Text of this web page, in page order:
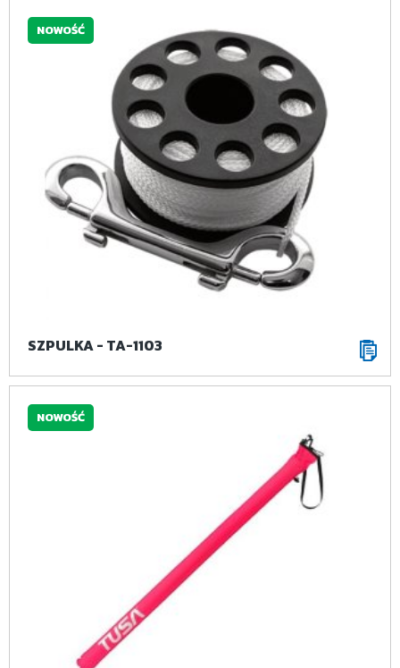
SZPULKA - TA-1103